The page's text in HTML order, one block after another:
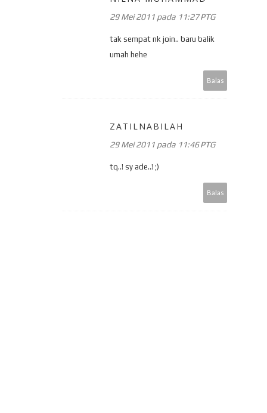
29 Mei 2011 pada 11:27 PTG
tak sempat nk join.. baru balik
umah hehe
Balas
ZATILNABILAH
29 Mei 2011 pada 11:46 PTG
tq..! sy ade..! ;)
Balas